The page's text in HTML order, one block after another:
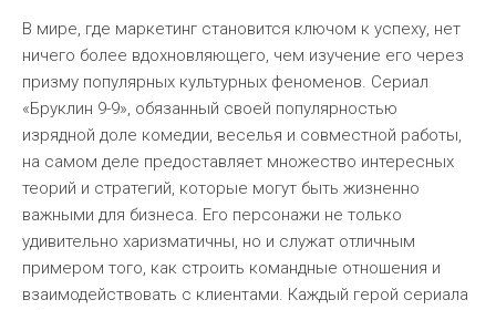
В мире, где маркетинг становится ключом к успеху, нет
ничего более вдохновляющего, чем изучение его через
призму популярных культурных феноменов. Сериал
«Бруклин 9-9», обязанный своей популярностью
изрядной доле комедии, веселья и совместной работы,
на самом деле предоставляет множество интересных
теорий и стратегий, которые могут быть жизненно
важными для бизнеса. Его персонажи не только
удивительно харизматичны, но и служат отличным
примером того, как строить командные отношения и
взаимодействовать с клиентами. Каждый герой сериала